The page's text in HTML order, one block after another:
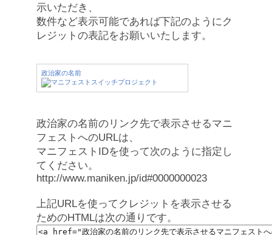
示いただき、
数件など表示可能であれば下記のようにク
レジットの表記をお願いいたします。
政治家の名前
政治家の名前のリンク先で表示させるマニ
フェストへのURLは、
マニフェストIDを使って次のように指定し
てください。
http://www.maniken.jp/id#0000000023
上記URLを使ってクレジットを表示させる
ためのHTMLは次の通りです。